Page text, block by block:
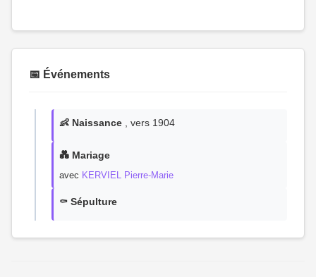
📅 Événements
👶 Naissance , vers 1904
💑 Mariage
avec KERVIEL Pierre-Marie
⚰️ Sépulture